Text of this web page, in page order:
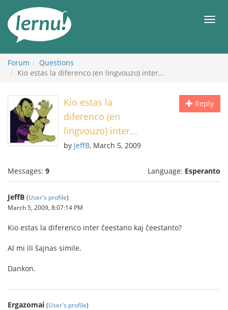
the
content
Forum
Questions
Kio estas la diferenco (en lingvouzo) inter...
Reply
Kio estas la
diferenco (en
lingvouzo) inter...
by JeffB, March 5, 2009
Messages: 9 Language: Esperanto
JeffB (User's profile)
March 5, 2009, 8:07:14 PM
Kio estas la diferenco inter ĉeestano kaj ĉeestanto?
Al mi ili ŝajnas simile.
Dankon.
Ergazomai (User's profile)